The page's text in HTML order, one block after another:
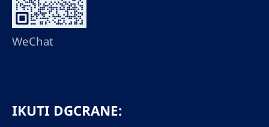
WeChat
IKUTI DGCRANE: